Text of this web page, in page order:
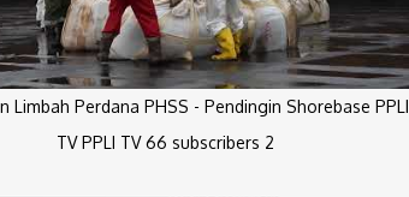
Limbah Perdana PHSS - Pendingin Shorebase PPLI
TV PPLI TV 66 subscribers 2